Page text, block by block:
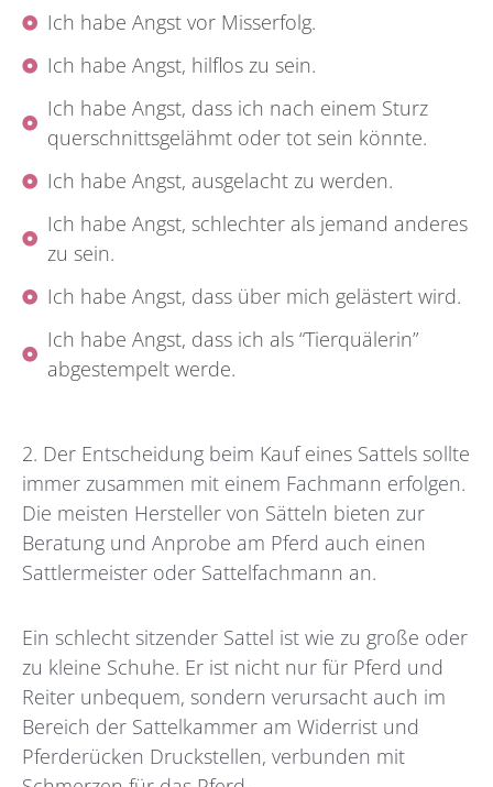
Ich habe Angst vor Misserfolg.
Ich habe Angst, hilflos zu sein.
Ich habe Angst, dass ich nach einem Sturz
querschnittsgelähmt oder tot sein könnte.
Ich habe Angst, ausgelacht zu werden.
Ich habe Angst, schlechter als jemand anderes
zu sein.
Ich habe Angst, dass über mich gelästert wird.
Ich habe Angst, dass ich als “Tierquälerin”
abgestempelt werde.
2. Der Entscheidung beim Kauf eines Sattels sollte
immer zusammen mit einem Fachmann erfolgen.
Die meisten Hersteller von Sätteln bieten zur
Beratung und Anprobe am Pferd auch einen
Sattlermeister oder Sattelfachmann an.
Ein schlecht sitzender Sattel ist wie zu große oder
zu kleine Schuhe. Er ist nicht nur für Pferd und
Reiter unbequem, sondern verursacht auch im
Bereich der Sattelkammer am Widerrist und
Pferderücken Druckstellen, verbunden mit